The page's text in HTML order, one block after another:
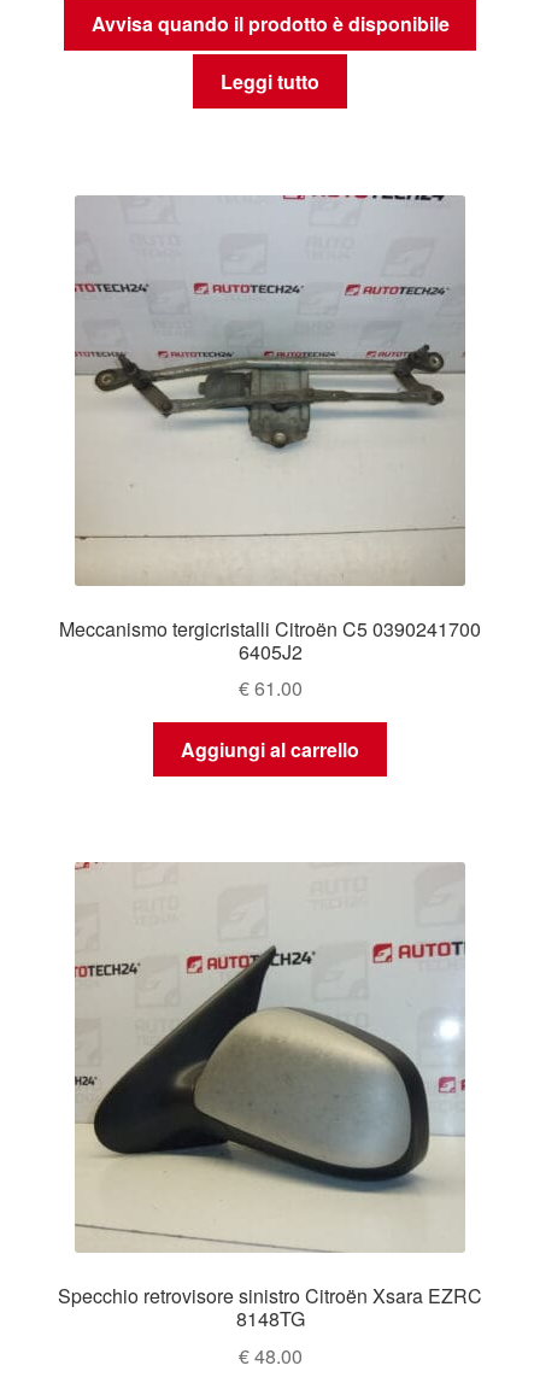
Avvisa quando il prodotto è disponibile
Leggi tutto
Meccanismo tergicristalli Citroën C5 0390241700
6405J2
€61.00
Aggiungi al carrello
Specchio retrovisore sinistro Citroën Xsara EZRC
8148TG
€48.00